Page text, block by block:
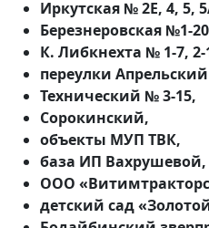
Иркутская № 2Е, 4, 5,
Березнеровская №1-
К. Либкнехта № 1-7, 2-
переулки
Технический № 3-15,
Сорокинский,
объекты МУП ТВК,
база ИП Вахрушевой,
ООО
детский сад